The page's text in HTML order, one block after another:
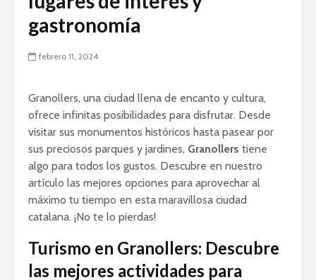
gastronomía
febrero 11, 2024
Granollers, una ciudad llena de encanto y cultura,
ofrece infinitas posibilidades para disfrutar. Desde
visitar sus monumentos históricos hasta pasear por
sus preciosos parques y jardines, Granollers tiene
algo para todos los gustos. Descubre en nuestro
artículo las mejores opciones para aprovechar al
máximo tu tiempo en esta maravillosa ciudad
catalana. ¡No te lo pierdas!
Turismo en Granollers: Descubre
las mejores actividades para